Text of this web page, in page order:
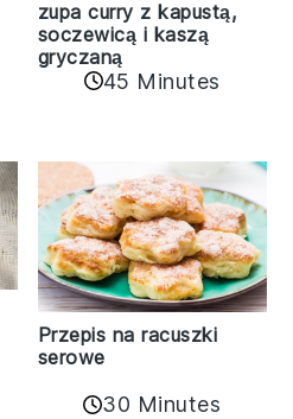
zupa curry z kapustą,
soczewicą i kaszą
gryczaną
45 Minutes
Przepis na racuszki
serowe
30 Minutes